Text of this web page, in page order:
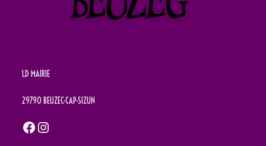
LD MAIRIE
29790 BEUZEC-CAP-SIZUN
FacebookInstagram